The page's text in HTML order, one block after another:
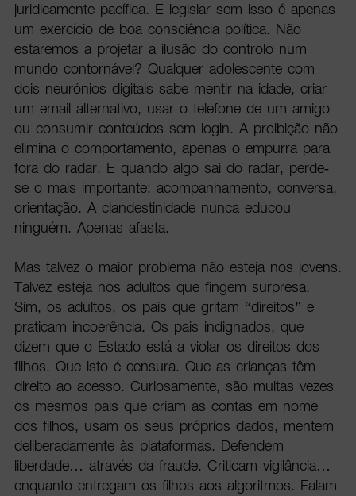
juridicamente pacífica. E legislar sem isso é apenas
um exercício de boa consciência política. Não
estaremos a projetar a ilusão do controlo num
mundo contornável? Qualquer adolescente com
dois neurónios digitais sabe mentir na idade, criar
um email alternativo, usar o telefone de um amigo
ou consumir conteúdos sem login. A proibição não
elimina o comportamento, apenas o empurra para
fora do radar. E quando algo sai do radar, perde-
se o mais importante: acompanhamento, conversa,
orientação. A clandestinidade nunca educou
ninguém. Apenas afasta.
Mas talvez o maior problema não esteja nos jovens.
Talvez esteja nos adultos que fingem surpresa.
Sim, os adultos, os pais que gritam “direitos” e
praticam incoerência. Os pais indignados, que
dizem que o Estado está a violar os direitos dos
filhos. Que isto é censura. Que as crianças têm
direito ao acesso. Curiosamente, são muitas vezes
os mesmos pais que criam as contas em nome
dos filhos, usam os seus próprios dados, mentem
deliberadamente às plataformas. Defendem
liberdade… através da fraude. Criticam vigilância…
enquanto entregam os filhos aos algoritmos. Falam